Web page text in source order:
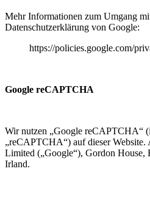
Mehr Informationen zum Umgang
Datenschutzerklärung von Google:
https://policies.google.com/
Google reCAPTCHA
Wir nutzen „Google reCAPTCHA“
„reCAPTCHA“) auf dieser Website.
Limited („Google“), Gordon House,
Irland.